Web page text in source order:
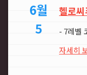
6월
5
헬로
- 7레벨
자세히